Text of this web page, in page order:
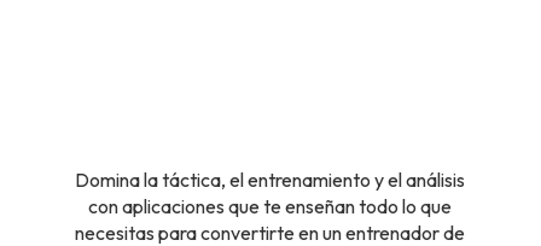
Domina la táctica, el entrenamiento y el análisis
con aplicaciones que te enseñan todo lo que
necesitas para convertirte en un entrenador de